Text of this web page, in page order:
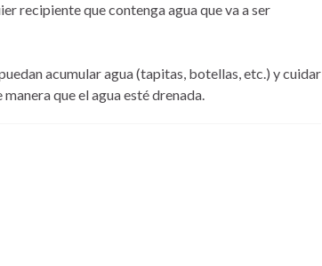
recipiente que contenga agua que va a ser
acumular agua (tapitas, botellas, etc.) y cuidar
que el agua esté drenada.